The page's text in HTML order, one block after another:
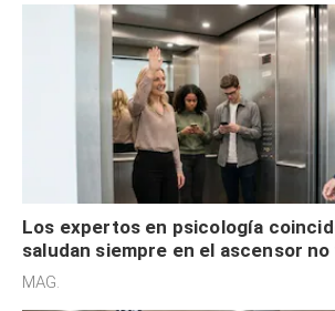
Los expertos en psicología
saludan siempre en el ascensor no
defensiva y tienen apertura social
MAG.